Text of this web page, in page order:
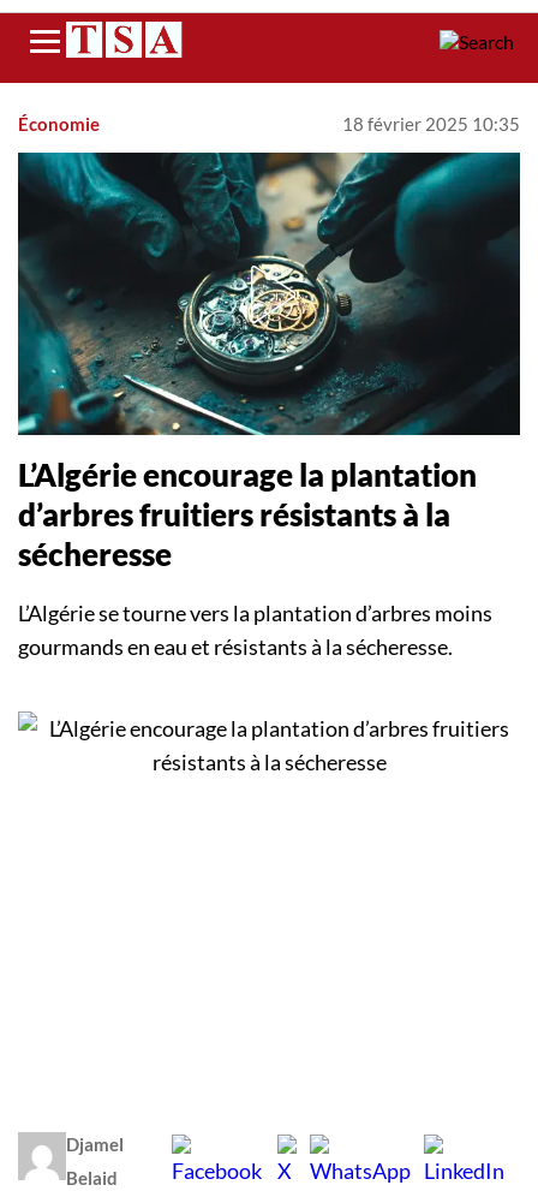
Menu
Économie 18 février 2025 10:35
L’Algérie encourage la plantation
d’arbres fruitiers résistants à la
sécheresse
L’Algérie se tourne vers la plantation d’arbres moins
gourmands en eau et résistants à la sécheresse.
Djamel
Belaid